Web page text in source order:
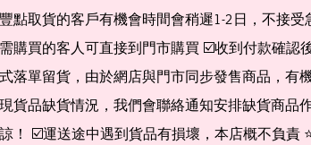
豐點取貨的客戶有機會時間會稍遲1-2日，不接受
需購買的客人可直接到門市購買 ☑️收到付款確認
式落單留貨，由於網店與門市同步發售商品，有
現貨品缺貨情況，我們會聯絡通知安排缺貨商品
諒！ ☑️運送途中遇到貨品有損壞，本店概不負責